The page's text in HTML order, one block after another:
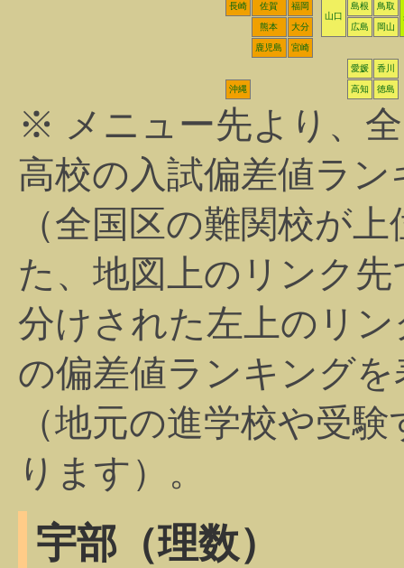
長崎 佐賀
福岡
山口
島根
鳥取
熊本
大分 広島 岡山
鹿児島 宮崎
愛媛 香川
沖縄 高知 徳島
※ メニュー先より、
高校の入試偏差値ラ
（全国区の難関校が
た、地図上のリンク
分けされた左上のリ
の偏差値ランキング
（地元の進学校や受
ります）。
宇部（理数）